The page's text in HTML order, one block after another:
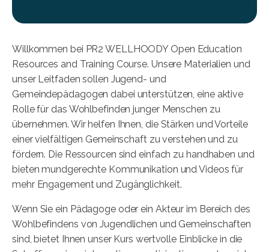
Willkommen bei PR2 WELLHOODY Open Education
Resources and Training Course. Unsere Materialien und
unser Leitfaden sollen Jugend- und
Gemeindepädagogen dabei unterstützen, eine aktive
Rolle für das Wohlbefinden junger Menschen zu
übernehmen. Wir helfen Ihnen, die Stärken und Vorteile
einer vielfältigen Gemeinschaft zu verstehen und zu
fördern. Die Ressourcen sind einfach zu handhaben und
bieten mundgerechte Kommunikation und Videos für
mehr Engagement und Zugänglichkeit.
Wenn Sie ein Pädagoge oder ein Akteur im Bereich des
Wohlbefindens von Jugendlichen und Gemeinschaften
sind, bietet Ihnen unser Kurs wertvolle Einblicke in die